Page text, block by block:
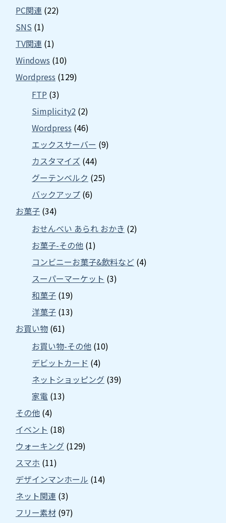
PC関連 (22)
SNS (1)
TV関連 (1)
Windows (10)
Wordpress (129)
FTP (3)
Simplicity2 (2)
Wordpress (46)
エックスサーバー (9)
カスタマイズ (44)
グーテンベルク (25)
バックアップ (6)
お菓子 (34)
おせんべい あられ おかき (2)
お菓子-その他 (1)
コンビニーお菓子&飲料など (4)
スーパーマーケット (3)
和菓子 (19)
洋菓子 (13)
お買い物 (61)
お買い物-その他 (10)
デビットカード (4)
ネットショッピング (39)
家電 (13)
その他 (4)
イベント (18)
ウォーキング (129)
スマホ (11)
デザインマンホール (14)
ネット関連 (3)
フリー素材 (97)